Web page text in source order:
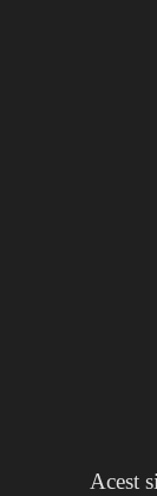
Acest